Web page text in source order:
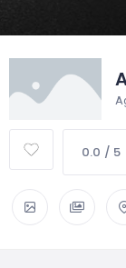
0.0 / 5